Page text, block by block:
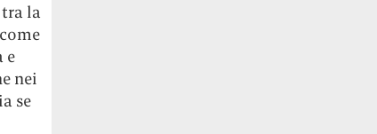
la
e
nei
se